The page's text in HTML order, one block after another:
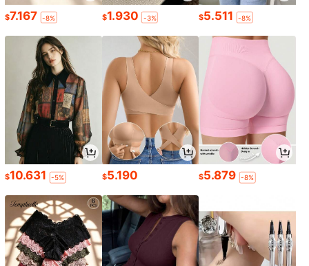
$7.167 -8% $1.930 -3% $5.511 -8%
$10.631 -5% $5.190 $5.879 -8%